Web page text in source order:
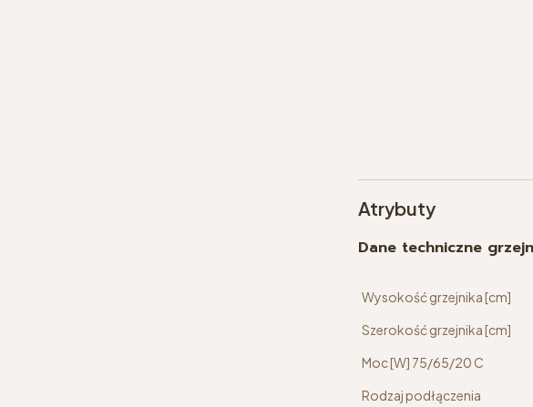
Atrybuty
Dane techniczne
Wysokość grzejnika [cm]
Szerokość grzejnika [cm]
Moc [W] 75/65/20 C
Rodzaj podłączenia